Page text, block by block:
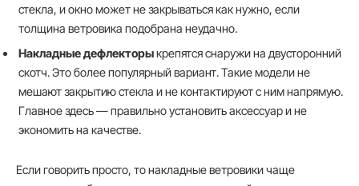
стекла, и окно может не закрываться как нужно, если
толщина ветровика подобрана неудачно.
Накладные дефлекторыкрепятся снаружи на двусторонний
скотч. Это более популярный вариант. Такие модели не
мешают закрытию стекла и не контактируют с ним напрямую.
Главное здесь — правильно установить аксессуар и не
экономить на качестве.
Если говорить просто, то накладные ветровики чаще